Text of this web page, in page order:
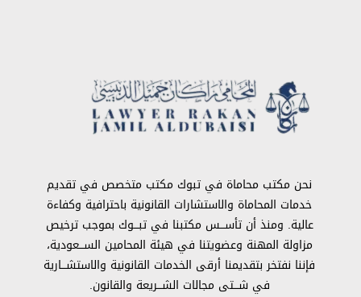
نحن مكتب محاماة في تبوك مكتب متخصص في تقديم
خدمات المحاماة والاستشارات القانونية باحترافية وكفاءة
عالية. ومنذ أن تأســـس مكتبنا في تبـــوك بموجب ترخيص
مزاولة المهنة وعضويتنا في هيئة المحامين الســـعودية،
فإننا نفتخر بتقديمنا أرقى الخدمات القانونية والاستشـــارية
في شـــتى مجالات الشـــريعة والقانون.